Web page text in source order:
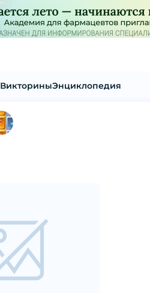
ВикториныЭнциклопедия